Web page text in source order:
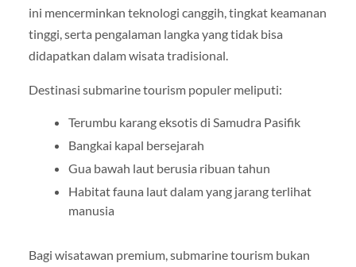
ini mencerminkan teknologi canggih, tingkat keamanan
tinggi, serta pengalaman langka yang tidak bisa
didapatkan dalam wisata tradisional.
Destinasi submarine tourism populer meliputi:
Terumbu karang eksotis di Samudra Pasifik
Bangkai kapal bersejarah
Gua bawah laut berusia ribuan tahun
Habitat fauna laut dalam yang jarang terlihat
manusia
Bagi wisatawan premium, submarine tourism bukan